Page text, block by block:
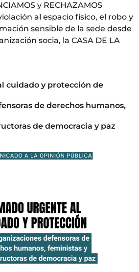
y RECHAZAMOS
al espacio físico, el robo y
sensible de la sede desde
socia, la CASA DE LA
cuidado y protección de
de derechos humanos,
de democracia y paz